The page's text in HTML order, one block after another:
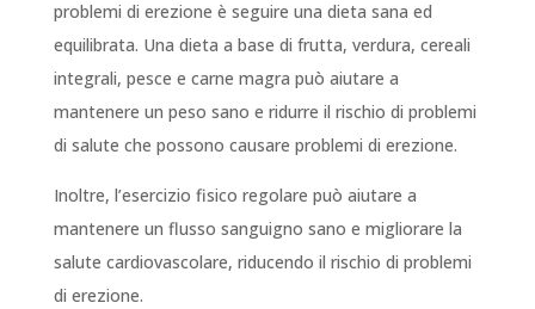
problemi di erezione è seguire una dieta sana ed
equilibrata. Una dieta a base di frutta, verdura, cereali
integrali, pesce e carne magra può aiutare a
mantenere un peso sano e ridurre il rischio di problemi
di salute che possono causare problemi di erezione.
Inoltre, l’esercizio fisico regolare può aiutare a
mantenere un flusso sanguigno sano e migliorare la
salute cardiovascolare, riducendo il rischio di problemi
di erezione.